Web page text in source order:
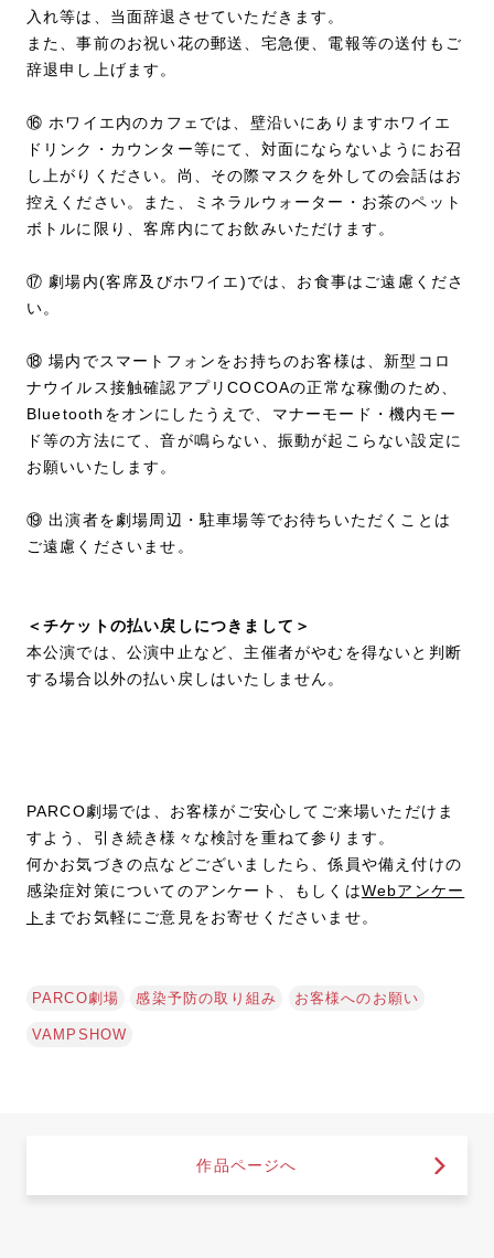
入れ等は、当面辞退させていただきます。
また、事前のお祝い花の郵送、宅急便、電報等の送付もご
辞退申し上げます。
⑯ ホワイエ内のカフェでは、壁沿いにありますホワイエ
ドリンク・カウンター等にて、対面にならないようにお召
し上がりください。尚、その際マスクを外しての会話はお
控えください。また、ミネラルウォーター・お茶のペット
ボトルに限り、客席内にてお飲みいただけます。
⑰ 劇場内(客席及びホワイエ)では、お食事はご遠慮くださ
い。
⑱ 場内でスマートフォンをお持ちのお客様は、新型コロ
ナウイルス接触確認アプリCOCOAの正常な稼働のため、
Bluetoothをオンにしたうえで、マナーモード・機内モー
ド等の方法にて、音が鳴らない、振動が起こらない設定に
お願いいたします。
⑲ 出演者を劇場周辺・駐車場等でお待ちいただくことは
ご遠慮くださいませ。
＜チケットの払い戻しにつきまして＞
本公演では、公演中止など、主催者がやむを得ないと判断
する場合以外の払い戻しはいたしません。
PARCO劇場では、お客様がご安心してご来場いただけま
すよう、引き続き様々な検討を重ねて参ります。
何かお気づきの点などございましたら、係員や備え付けの
感染症対策についてのアンケート、もしくはWebアンケー
ト までお気軽にご意見をお寄せくださいませ。
PARCO劇場 感染予防の取り組み お客様へのお願い
VAMPSHOW
作品ページへ